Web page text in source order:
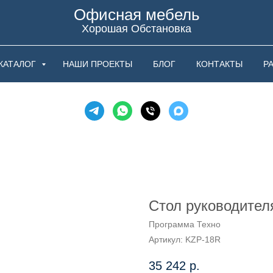
Офисная мебель
Хорошая Обстановка
НАШИ ПРОЕКТЫ БЛОГ КОНТАКТЫ
Стол
Программа Техно
Артикул: KZP-18R
35 242 р.